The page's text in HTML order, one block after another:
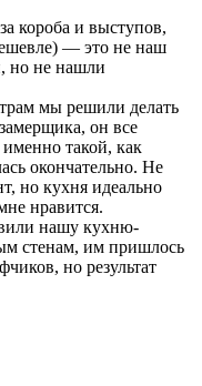
короба и выступов,
— это не наш
но не нашли
мы решили делать
он все
такой, как
окончательно. Не
но кухня идеально
нравится.
нашу кухню-
стенам, им пришлось
но результат